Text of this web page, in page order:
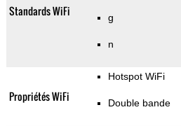
Standards WiFi g
n
Propriétés WiFi
Hotspot WiFi
Double bande